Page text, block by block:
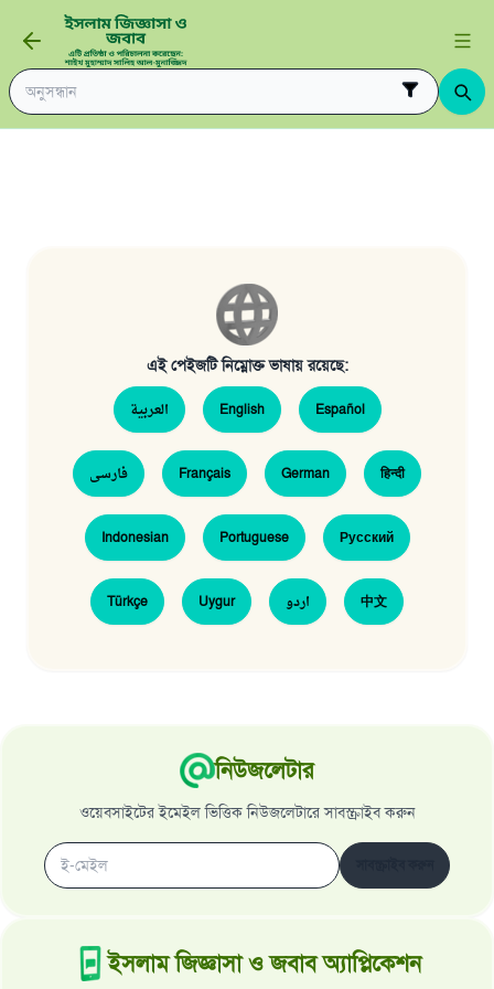
এই পেইজটি নিম্নোক্ত ভাষায় রয়েছে:
العربية English Español
فارسی Français German हिन्दी
Indonesian Portuguese Русский
Türkçe Uygur اردو 中文
নিউজলেটার
ওয়েবসাইটের ইমেইল ভিত্তিক নিউজলেটারে সাবস্ক্রাইব করুন
ইসলাম জিজ্ঞাসা ও জবাব অ্যাপ্লিকেশন
উত্তর নম্বর ১১০৮৪৫ একটি বিবাহ রক্ষা
করেছিল।
উম্মাহকে উত্তর দিতে আমাদেরকে সহযোগিতা করুন
এখনই শরীক হোন